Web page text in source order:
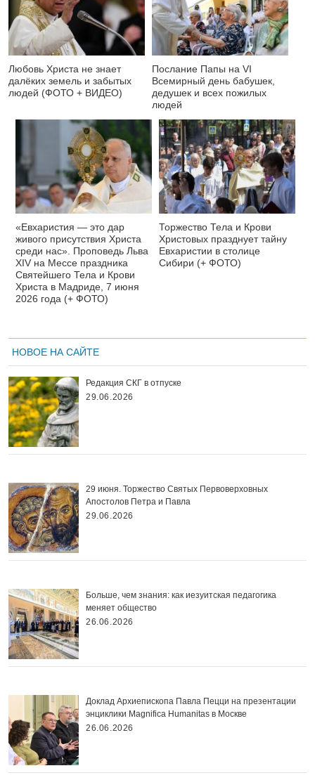
Любовь Христа не знает
далёких земель и забытых
людей (ФОТО + ВИДЕО)
Послание Папы на VI
Всемирный день бабушек,
дедушек и всех пожилых
людей
«Евхаристия — это дар
живого присутствия Христа
среди нас». Проповедь Льва
XIV на Мессе праздника
Святейшего Тела и Крови
Христа в Мадриде, 7 июня
2026 года (+ ФОТО)
Торжество Тела и Крови
Христовых празднует тайну
Евхаристии в столице
Сибири (+ ФОТО)
НОВОЕ НА САЙТЕ
Редакция СКГ в отпуске
29.06.2026
29 июня. Торжество Святых Первоверховных
Апостолов Петра и Павла
29.06.2026
Больше, чем знания: как иезуитская педагогика
меняет общество
26.06.2026
Доклад Архиепископа Павла Пецци на презентации
энциклики Magnifica Нumanitas в Москве
26.06.2026